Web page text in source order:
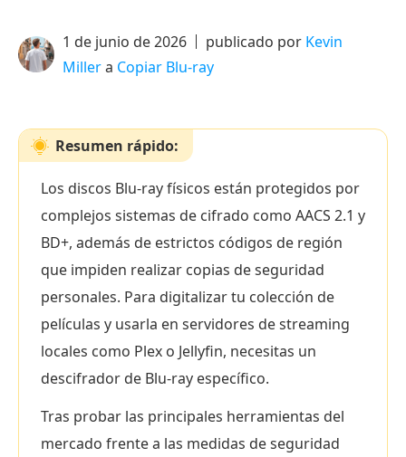
1 de junio de 2026 publicado por Kevin
Millera Copiar Blu-ray
Resumen rápido:
Los discos Blu-ray físicos están protegidos por
complejos sistemas de cifrado como AACS 2.1 y
BD+, además de estrictos códigos de región
que impiden realizar copias de seguridad
personales. Para digitalizar tu colección de
películas y usarla en servidores de streaming
locales como Plex o Jellyfin, necesitas un
descifrador de Blu-ray específico.
Tras probar las principales herramientas del
mercado frente a las medidas de seguridad